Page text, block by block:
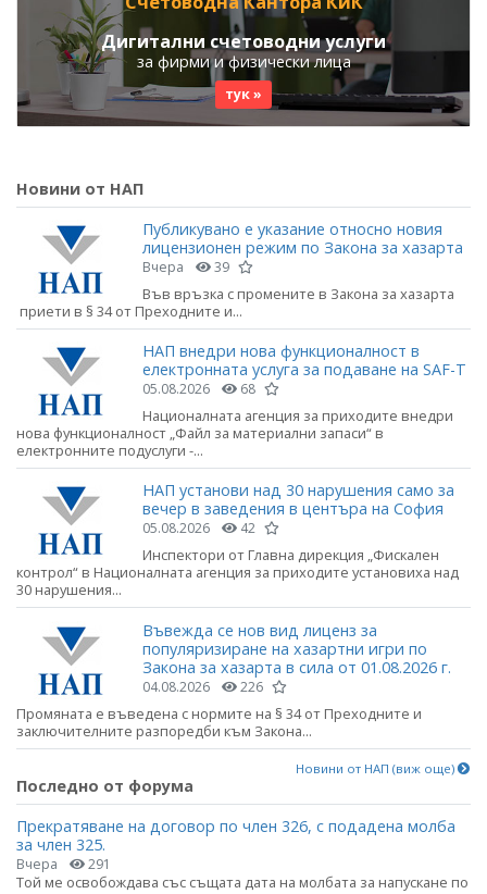
Дигитални счетоводни услуги
за фирми и физически лица
тук »
Новини от НАП
Публикувано е указание относно новия
лицензионен режим по Закона за хазарта
Вчера 39
Във връзка с промените в Закона за хазарта
приети в § 34 от Преходните и...
НАП внедри нова функционалност в
електронната услуга за подаване на SAF-T
05.08.2026 68
Националната агенция за приходите внедри
нова функционалност „Файл за материални запаси“ в
електронните подуслуги -...
НАП установи над 30 нарушения само за
вечер в заведения в центъра на София
05.08.2026 42
Инспектори от Главна дирекция „Фискален
контрол“ в Националната агенция за приходите установиха над
30 нарушения...
Въвежда се нов вид лиценз за
популяризиране на хазартни игри по
Закона за хазарта в сила от 01.08.2026 г.
04.08.2026 226
Промяната е въведена с нормите на § 34 от Преходните и
заключителните разпоредби към Закона...
Новини от НАП (виж още)
Последно от форума
Прекратяване на договор по член 326, с подадена молба
за член 325.
Вчера 291
Той ме освобождава със същата дата на молбата за напускане по